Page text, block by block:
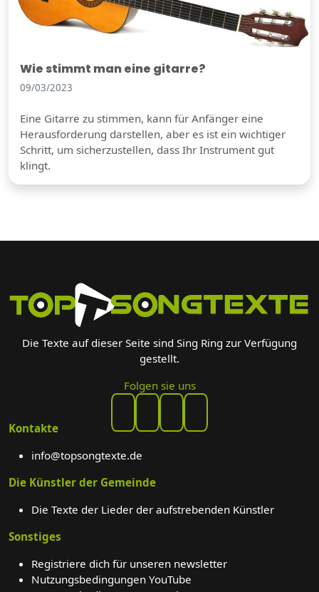
Wie stimmt man eine gitarre?
09/03/2023
Eine Gitarre zu stimmen, kann für Anfänger eine
Herausforderung darstellen, aber es ist ein wichtiger
Schritt, um sicherzustellen, dass Ihr Instrument gut
klingt.
Die Texte auf dieser Seite sind Sing Ring zur Verfügung
gestellt.
Folgen sie uns
Kontakte
info@topsongtexte.de
Die Künstler der Gemeinde
Die Texte der Lieder der aufstrebenden Künstler
Sonstiges
Registriere dich für unseren newsletter
Nutzungsbedingungen YouTube